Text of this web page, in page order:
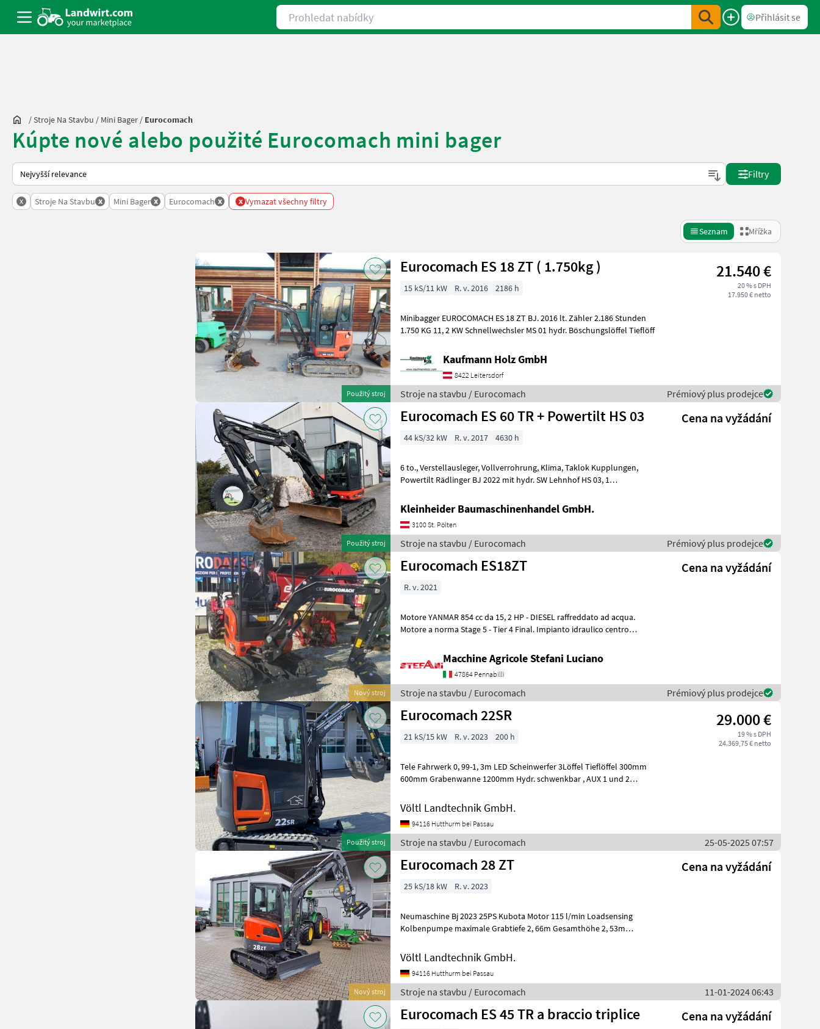
Prohledat nabídky
Přihlásit se
/Stroje Na Stavbu / Mini Bager / Eurocomach
Kúpte nové alebo použité Eurocomach mini bager
Takto se řadí nabídky na Landwirt.com
Filtry
x Stroje Na Stavbu x Mini Bager x Eurocomach x x Vymazat všechny filtry
Seznam Mřížka
Použitý stroj
Eurocomach ES 18 ZT ( 1.750kg ) 21.540 €
20 % s DPH
17.950 € netto
15 kS/11 kW R. v. 2016 2186 h
Minibagger EUROCOMACH ES 18 ZT BJ. 2016 lt. Zähler 2.186 Stunden
1.750 KG 11, 2 KW Schnellwechsler MS 01 hydr. Böschungslöffel Tieflöff
Kaufmann Holz GmbH
8422 Leitersdorf
Stroje na stavbu / Eurocomach Prémiový plus prodejce
Použitý stroj
Eurocomach ES 60 TR + Powertilt HS 03 Cena na vyžádání
44 kS/32 kW R. v. 2017 4630 h
6 to., Verstellausleger, Vollverrohrung, Klima, Taklok Kupplungen,
Powertilt Rädlinger BJ 2022 mit hydr. SW Lehnhof HS 03, 1
Kleinheider Baumaschinenhandel GmbH.
3100 St. Pölten
Stroje na stavbu / Eurocomach Prémiový plus prodejce
Nový stroj
Eurocomach ES18ZT Cena na vyžádání
R. v. 2021
Motore YANMAR 854 cc da 15, 2 HP - DIESEL raffreddato ad acqua.
Motore a norma Stage 5 - Tier 4 Final. Impianto idraulico centro
Macchine Agricole Stefani Luciano
47864 Pennabilli
Stroje na stavbu / Eurocomach Prémiový plus prodejce
Použitý stroj
Eurocomach 22SR 29.000 €
19 % s DPH
24.369,75 € netto
21 kS/15 kW R. v. 2023 200 h
Tele Fahrwerk 0, 99-1, 3m LED Scheinwerfer 3Löffel Tieflöffel 300mm
600mm Grabenwanne 1200mm Hydr. schwenkbar , AUX 1 und 2
Völtl Landtechnik GmbH.
94116 Hutthurm bei Passau
Stroje na stavbu / Eurocomach 25-05-2025 07:57
Nový stroj
Eurocomach 28 ZT Cena na vyžádání
25 kS/18 kW R. v. 2023
Neumaschine Bj 2023 25PS Kubota Motor 115 l/min Loadsensing
Kolbenpumpe maximale Grabtiefe 2, 66m Gesamthöhe 2, 53m
Völtl Landtechnik GmbH.
94116 Hutthurm bei Passau
Stroje na stavbu / Eurocomach 11-01-2024 06:43
Eurocomach ES 45 TR a braccio triplice Cena na vyžádání